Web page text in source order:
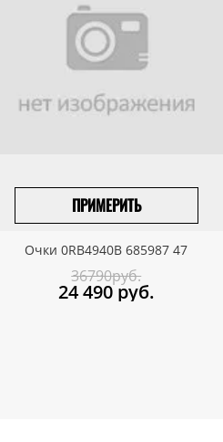
ПРИМЕРИТЬ
ПРИВЕЗТИ ПОД ЗАКАЗ
Очки 0RB4940B 685987 47
36790руб.
24 490 руб.